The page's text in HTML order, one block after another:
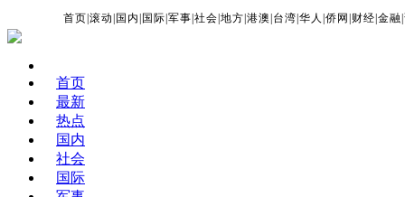
首页 |滚动 国内 国际 |军事 |社会 |地方 |港澳 台湾 |华人 |侨网 财经 |金融 |
首页
最新
热点
国内
社会
国际